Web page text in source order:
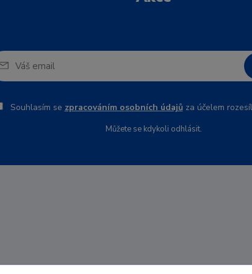
Souhlasím se zpracováním osobních údajůza účelem
Můžete se kdykoli odhlásit.